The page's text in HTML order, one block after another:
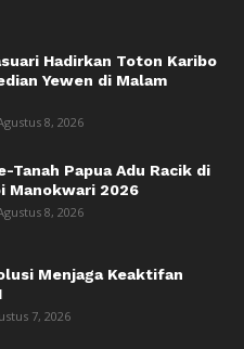
Hadirkan Toton Karibo
Yewen di Malam
8, 2026
Tanah Papua Adu Racik di
Manokwari 2026
8, 2026
Menjaga Keaktifan
7, 2026